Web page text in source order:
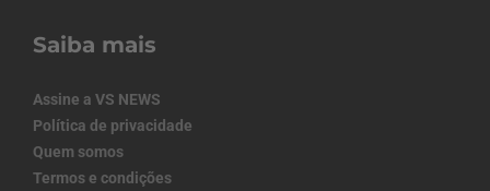
Saiba mais
Assine a VS NEWS
Política de privacidade
Quem somos
Termos e condições